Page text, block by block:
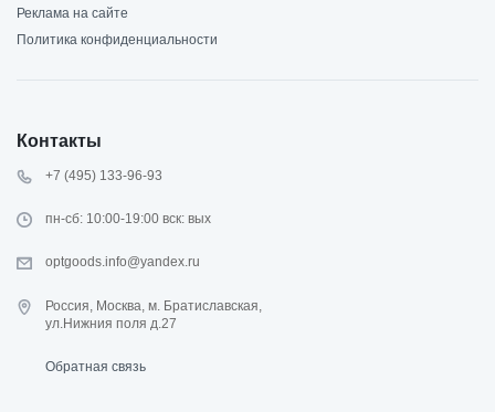
Реклама на сайте
Политика конфиденциальности
Контакты
+7 (495) 133-96-93
пн-сб: 10:00-19:00 вск: вых
optgoods.info@yandex.ru
Россия, Москва, м. Братиславская,
ул.Нижния поля д.27
Обратная связь